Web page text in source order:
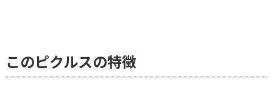
このピクルスの特徴